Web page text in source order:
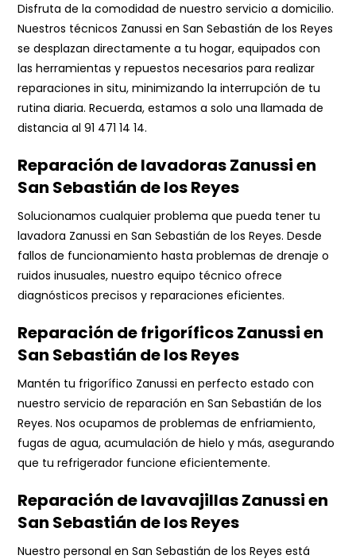
Disfruta de la comodidad de nuestro servicio a domicilio.
Nuestros técnicos Zanussi en San Sebastián de los Reyes
se desplazan directamente a tu hogar, equipados con
las herramientas y repuestos necesarios para realizar
reparaciones in situ, minimizando la interrupción de tu
rutina diaria. Recuerda, estamos a solo una llamada de
distancia al91 471 14 14.
Reparación de lavadoras Zanussi en
San Sebastián de los Reyes
Solucionamos cualquier problema que pueda tener tu
lavadora Zanussi en San Sebastián de los Reyes. Desde
fallos de funcionamiento hasta problemas de drenaje o
ruidos inusuales, nuestro equipo técnico ofrece
diagnósticos precisos y reparaciones eficientes.
Reparación de frigoríficos Zanussi en
San Sebastián de los Reyes
Mantén tu frigorífico Zanussi en perfecto estado con
nuestro servicio de reparación en San Sebastián de los
Reyes. Nos ocupamos de problemas de enfriamiento,
fugas de agua, acumulación de hielo y más, asegurando
que tu refrigerador funcione eficientemente.
Reparación de lavavajillas Zanussi en
San Sebastián de los Reyes
Nuestro personal en San Sebastián de los Reyes está